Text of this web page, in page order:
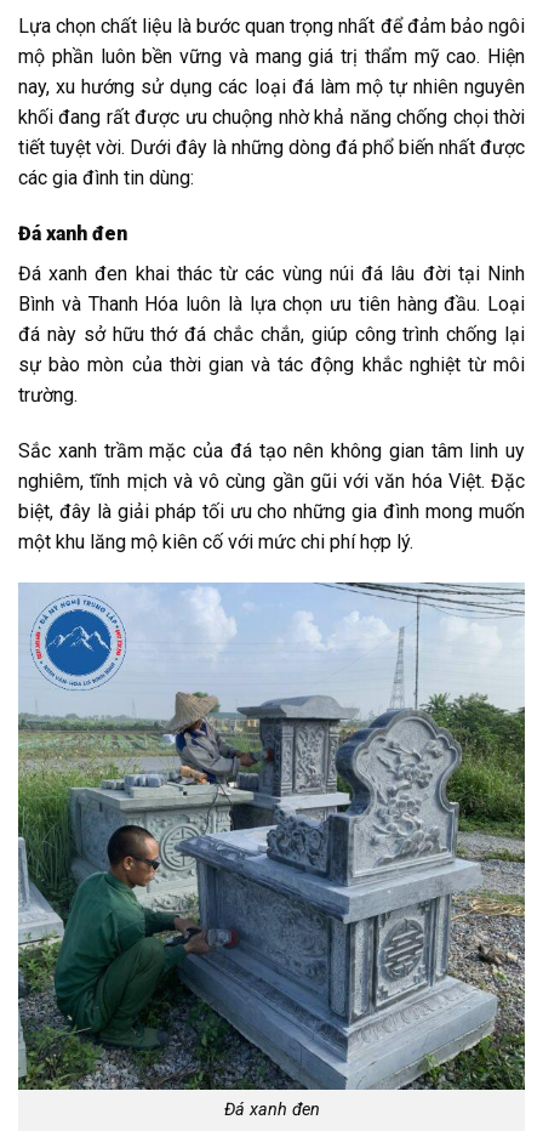
Lựa chọn chất liệu là bước quan trọng nhất để đảm bảo ngôi
mộ phần luôn bền vững và mang giá trị thẩm mỹ cao. Hiện
nay, xu hướng sử dụng các loại đá làm mộ tự nhiên nguyên
khối đang rất được ưu chuộng nhờ khả năng chống chọi thời
tiết tuyệt vời. Dưới đây là những dòng đá phổ biến nhất được
các gia đình tin dùng:
Đá xanh đen
Đá xanh đen khai thác từ các vùng núi đá lâu đời tại Ninh
Bình và Thanh Hóa luôn là lựa chọn ưu tiên hàng đầu. Loại
đá này sở hữu thớ đá chắc chắn, giúp công trình chống lại
sự bào mòn của thời gian và tác động khắc nghiệt từ môi
trường.
Sắc xanh trầm mặc của đá tạo nên không gian tâm linh uy
nghiêm, tĩnh mịch và vô cùng gần gũi với văn hóa Việt. Đặc
biệt, đây là giải pháp tối ưu cho những gia đình mong muốn
một khu lăng mộ kiên cố với mức chi phí hợp lý.
Đá xanh đen